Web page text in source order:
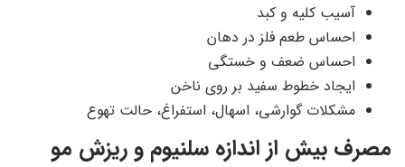
آسیب کلیه و کبد
احساس طعم فلز در دهان
احساس ضعف و خستگی
ایجاد خطوط سفید بر روی ناخن
مشکلات گوارشی، اسهال، استفراغ، حالت تهوع
مصرف بیش از اندازه سلنیوم و ریزش مو